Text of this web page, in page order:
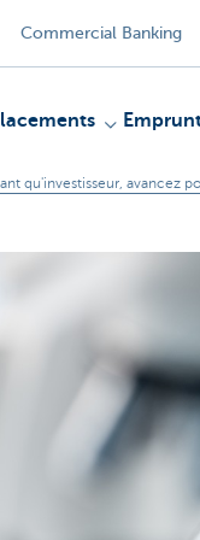
Commercial Banking
qu'investisseur, avancez